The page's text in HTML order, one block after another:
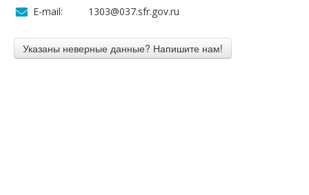
E-mail:
1303@037.sfr.gov.ru